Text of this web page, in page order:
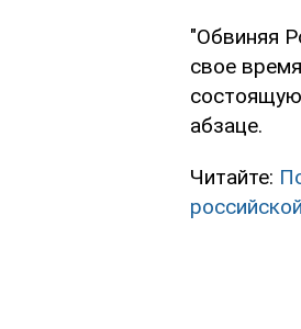
"Обвиняя
свое
абзаце.
Читайте: